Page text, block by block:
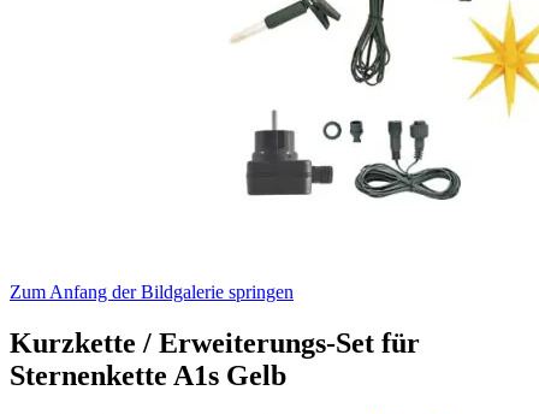
Zum Anfang der Bildgalerie springen
Kurzkette / Erweiterungs-Set für
Sternenkette A1s Gelb